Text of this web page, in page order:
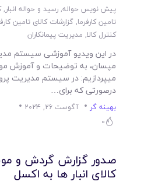
مرکز
امکانات
سیستم
لیست قیمت
پیش نویس حواله,رسید و حواله انبار,
تامین کارفرما,گزارشات کالای تامین
کنترل کالا, مدیریت پیمانکاران
در این ویدیو آموزشی سیستم
مپسان، به توضیحات و آموزش
میپردازیم: در سیستم مدیریت
درصورتی که برای…
بهینه گر آگوست 26, 2024
0
صدور گزارش گردش و
کالای انبار ها به اکسل